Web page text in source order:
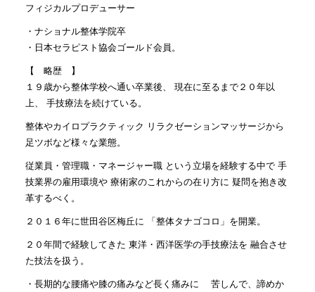
フィジカルプロデューサー
・ナショナル整体学院卒
・日本セラピスト協会ゴールド会員。
【 略歴 】
１９歳から整体学校へ通い卒業後、 現在に至るまで２０年以
上、 手技療法を続けている。
整体やカイロプラクティック リラクゼーションマッサージから
足ツボなど様々な業態。
従業員・管理職・マネージャー職 という立場を経験する中で 手
技業界の雇用環境や 療術家のこれからの在り方に 疑問を抱き改
革するべく。
２０１６年に世田谷区梅丘に 「整体タナゴコロ」を開業。
２０年間で経験してきた 東洋・西洋医学の手技療法を 融合させ
た技法を扱う。
・長期的な腰痛や膝の痛みなど長く痛みに 苦しんで、諦めか